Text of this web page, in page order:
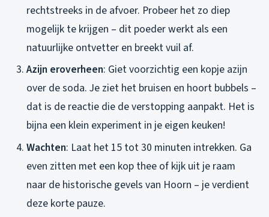
rechtstreeks in de afvoer. Probeer het zo diep
mogelijk te krijgen – dit poeder werkt als een
natuurlijke ontvetter en breekt vuil af.
Azijn eroverheen: Giet voorzichtig een kopje azijn
over de soda. Je ziet het bruisen en hoort bubbels –
dat is de reactie die de verstopping aanpakt. Het is
bijna een klein experiment in je eigen keuken!
Wachten: Laat het 15 tot 30 minuten intrekken. Ga
even zitten met een kop thee of kijk uit je raam
naar de historische gevels van Hoorn – je verdient
deze korte pauze.